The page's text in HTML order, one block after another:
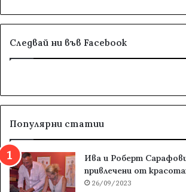
Следвай ни във Facebook
Популярни статии
Ива и Роберт
привлечени от
26/09/2023